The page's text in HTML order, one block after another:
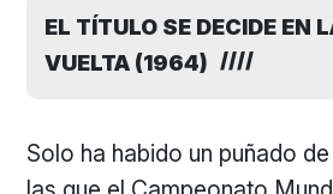
EL TÍTULO SE DECIDE EN
VUELTA (1964)
Solo ha habido un puñado